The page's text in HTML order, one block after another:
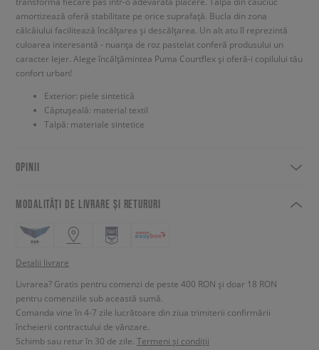
amortizează oferă stabilitate pe orice suprafață. Bucla din zona
călcâiului facilitează încălțarea și descălțarea. Un alt atu îl reprezintă
culoarea interesantă - nuanța de roz pastelat conferă produsului un
caracter lejer. Alege încălțămintea Puma Courtflex și oferă-i copilului tău
confort urban!
Exterior: piele sintetică
Căptușeală: material textil
Talpă: materiale sintetice
OPINII
MODALITĂȚI DE LIVRARE ȘI RETURURI
Detalii livrare
Livrarea? Gratis pentru comenzi de peste 400 RON și doar 18 RON
pentru comenziile sub această sumă.
Comanda vine în 4-7 zile lucrătoare din ziua trimiterii confirmării
încheierii contractului de vânzare.
Schimb sau retur în 30 de zile. Termeni și condiții